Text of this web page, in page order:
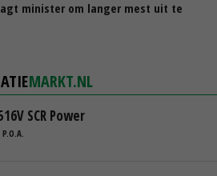
minister om langer mest uit te
MARKT.NL
SCR Power
P.O.A.